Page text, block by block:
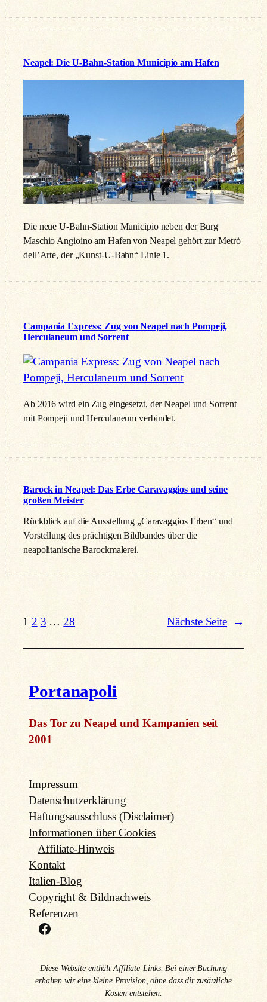
Neapel: Die U-Bahn-Station Municipio am Hafen
Die neue U-Bahn-Station Municipio neben der Burg
Maschio Angioino am Hafen von Neapel gehört zur Metrò
dell’Arte, der „Kunst-U-Bahn“ Linie 1.
Campania Express: Zug von Neapel nach Pompeji,
Herculaneum und Sorrent
Ab 2016 wird ein Zug eingesetzt, der Neapel und Sorrent
mit Pompeji und Herculaneum verbindet.
Barock in Neapel: Das Erbe Caravaggios und seine
großen Meister
Rückblick auf die Ausstellung „Caravaggios Erben“ und
Vorstellung des prächtigen Bildbandes über die
neapolitanische Barockmalerei.
1 2 3 … 28 Nächste Seite →
Portanapoli
Das Tor zu Neapel und Kampanien seit
2001
Impressum
Datenschutzerklärung
Haftungsausschluss (Disclaimer)
Informationen über Cookies
Affiliate-Hinweis
Kontakt
Italien-Blog
Copyright & Bildnachweis
Referenzen
Facebook
Diese Website enthält Affiliate-Links. Bei einer Buchung
erhalten wir eine kleine Provision, ohne dass dir zusätzliche
Kosten entstehen.